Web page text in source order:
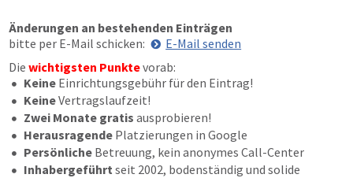
Die wichtigsten Punktevorab:
Keine Einrichtungsgebühr für den Eintrag!
KeineVertragslaufzeit!
Zwei Monate gratis ausprobieren!
Änderungen an bestehenden Einträgen
bitte per E-Mail schicken:
E-Mail senden
Herausragende Platzierungen in Google
Persönliche Betreuung, kein anonymes Call-Center
Inhabergeführt seit 2002, bodenständig und solide